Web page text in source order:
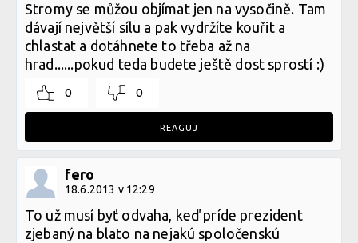
Stromy se můžou objímat jen na vysočině. Tam
dávají největší sílu a pak vydržíte kouřit a
chlastat a dotáhnete to třeba až na
hrad......pokud teda budete ještě dost sprostí :)
0 0
REAGUJ
fero
18.6.2013 v 12:29
To už musí byť odvaha, keď príde prezident
zjebaný na blato na nejakú spoločenskú